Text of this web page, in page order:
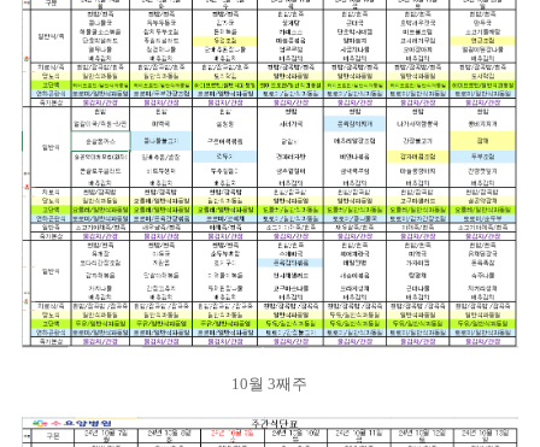
10월 3째주